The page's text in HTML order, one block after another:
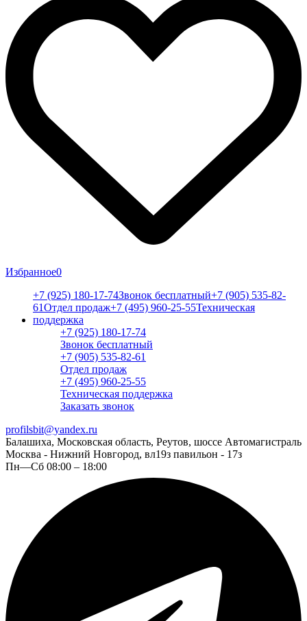
Избранное0
+7 (925) 180-17-74Звонок бесплатный+7 (905) 535-82-
61Отдел продаж+7 (495) 960-25-55Техническая
поддержка
+7 (925) 180-17-74
Звонок бесплатный
+7 (905) 535-82-61
Отдел продаж
+7 (495) 960-25-55
Техническая поддержка
Заказать звонок
profilsbit@yandex.ru
Балашиха, Московская область, Реутов, шоссе Автомагистраль
Москва - Нижний Новгород, вл19з павильон - 17з
Пн—Сб 08:00 – 18:00